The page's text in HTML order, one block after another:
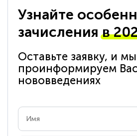
Узнайте
зачисленияв
Оставьте заявку, и мы
проинформируем
нововведениях